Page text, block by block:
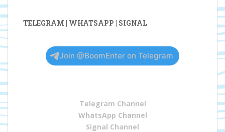
TELEGRAM | WHATSAPP | SIGNAL
Join @BoomEnter on Telegram
Telegram Channel
WhatsApp Channel
Signal Channel